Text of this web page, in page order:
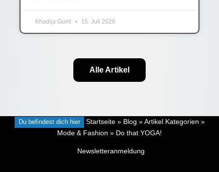
Khadija Guirti 15. Juli 2026
Alle Artikel
Du befindest dich hier Startseite» Blog » Artikel Kategorien »
Mode & Fashion » Do that YOGA!
Newsletteranmeldung